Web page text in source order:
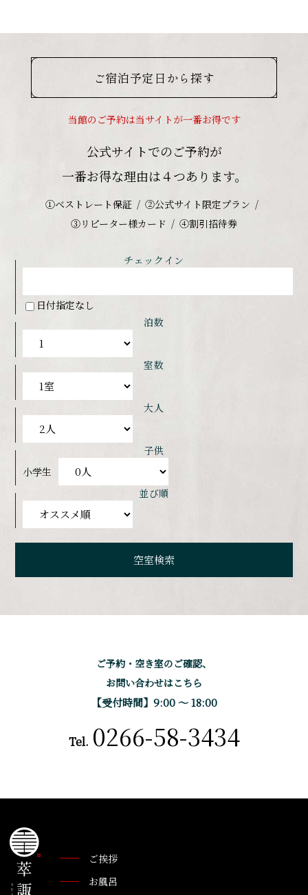
ご宿泊予定日から探す
当館のご予約は当サイトが一番お得です
公式サイトでのご予約が
一番お得な理由は４つあります。
①ベストレート保証
②公式サイト限定プラン
③リピーター様カード
④割引招待券
チェックイン
日付指定なし
泊数
室数
大人
子供
小学生
並び順
ご予約・空き室のご確認、
お問い合わせはこちら
【受付時間】9:00 〜 18:00
Tel. 0266-58-3434
ご挨拶
お風呂